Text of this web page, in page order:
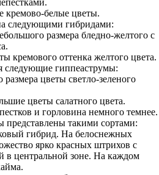
кремово-белые цветы.
следующими гибридами:
размера бледно-желтого с
кремового оттенка желтого цвета.
следующие гиппеаструмы:
цветы светло-зеленого
цветы салатного цвета.
и горловина немного темнее.
представлены такими сортами:
гибрид. На белоснежных
ярко красных штрихов с
в центральной зоне. На каждом